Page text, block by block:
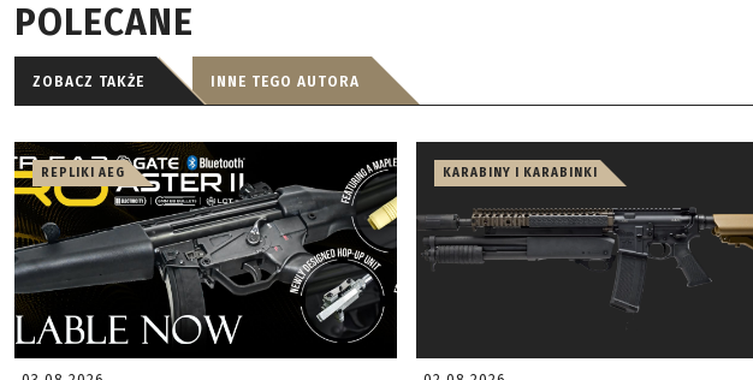
POLECANE
ZOBACZ TAKŻE INNE TEGO AUTORA
REPLIKI AEG KARABINY I KARABINKI